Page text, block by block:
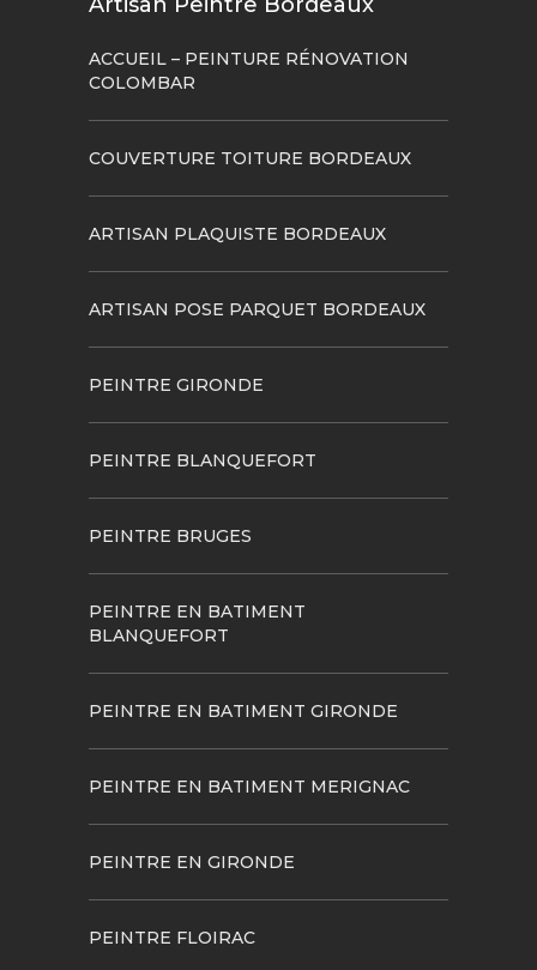
ACCUEIL – PEINTURE RÉNOVATION
COLOMBAR
COUVERTURE TOITURE BORDEAUX
ARTISAN PLAQUISTE BORDEAUX
ARTISAN POSE PARQUET BORDEAUX
PEINTRE GIRONDE
PEINTRE BLANQUEFORT
PEINTRE BRUGES
PEINTRE EN BATIMENT
BLANQUEFORT
PEINTRE EN BATIMENT GIRONDE
PEINTRE EN BATIMENT MERIGNAC
PEINTRE EN GIRONDE
PEINTRE FLOIRAC